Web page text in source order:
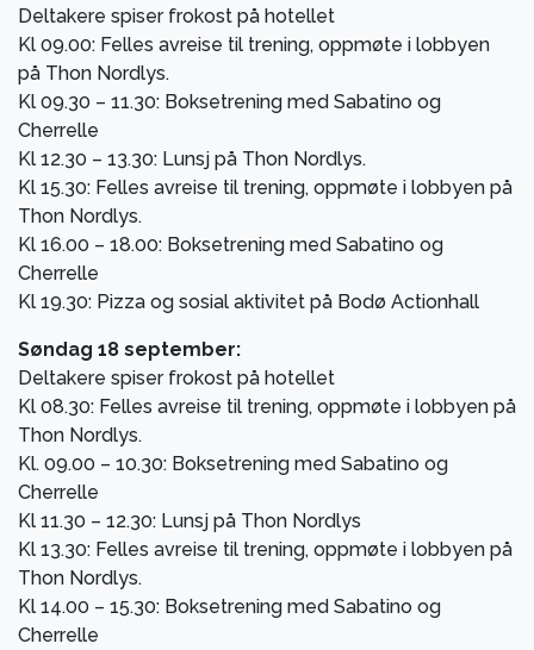
Deltakere spiser frokost på hotellet
Kl 09.00: Felles avreise til trening, oppmøte i lobbyen
på Thon Nordlys.
Kl 09.30 – 11.30: Boksetrening med Sabatino og
Cherrelle
Kl 12.30 – 13.30: Lunsj på Thon Nordlys.
Kl 15.30: Felles avreise til trening, oppmøte i lobbyen på
Thon Nordlys.
Kl 16.00 – 18.00: Boksetrening med Sabatino og
Cherrelle
Kl 19.30: Pizza og sosial aktivitet på Bodø Actionhall
Søndag 18 september:
Deltakere spiser frokost på hotellet
Kl 08.30: Felles avreise til trening, oppmøte i lobbyen på
Thon Nordlys.
Kl. 09.00 – 10.30: Boksetrening med Sabatino og
Cherrelle
Kl 11.30 – 12.30: Lunsj på Thon Nordlys
Kl 13.30: Felles avreise til trening, oppmøte i lobbyen på
Thon Nordlys.
Kl 14.00 – 15.30: Boksetrening med Sabatino og
Cherrelle